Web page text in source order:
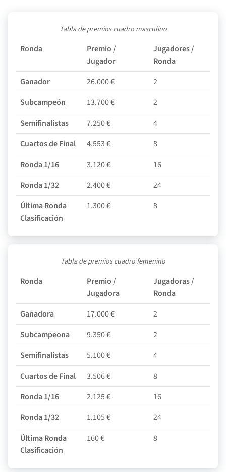
Ronda
Premio /
Jugador
Jugadores /
Ronda
Ganador
26.000 € 2
Subcampeón
13.700 € 2
Semifinalistas
7.250 € 4
Cuartos de Final
4.553 € 8
Ronda 1/16
3.120 € 16
Ronda 1/32
2.400 € 24
Última Ronda
Clasificación
1.300 € 8
Tabla de premios cuadro masculino
Ronda
Premio /
Jugadora
Jugadoras /
Ronda
Ganadora
17.000 € 2
Subcampeona
9.350 € 2
Semifinalistas
5.100 € 4
Cuartos de Final
3.506 € 8
Ronda 1/16
2.125 € 16
Ronda 1/32
1.105 € 24
Última Ronda
Clasificación
160 € 8
Tabla de premios cuadro femenino